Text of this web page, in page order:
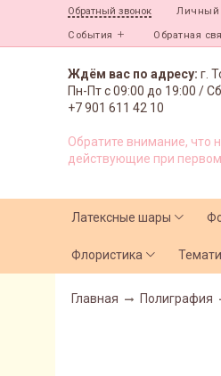
Обратный звонок Личный
События Обратная
Ждём вас по адресу: г.
Пн-Пт с09:00 до 19:00 /
+7 901 611 42 10
Обратите внимание, что
действующие при первом
Латексные шары
Флористика
Главная Полиграфия